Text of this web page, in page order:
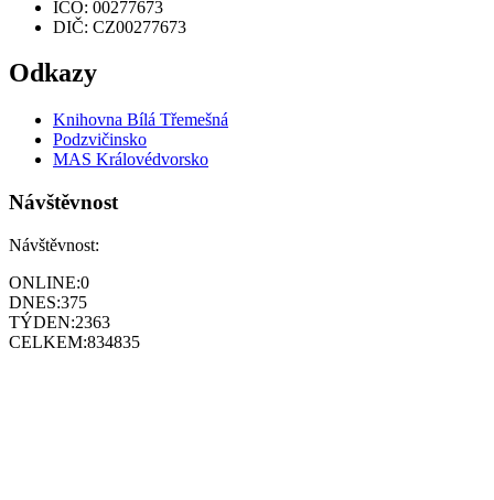
IČO: 00277673
DIČ: CZ00277673
Odkazy
Knihovna Bílá Třemešná
Podzvičinsko
MAS Královédvorsko
Návštěvnost
Návštěvnost:
ONLINE:0
DNES:375
TÝDEN:2363
CELKEM:834835